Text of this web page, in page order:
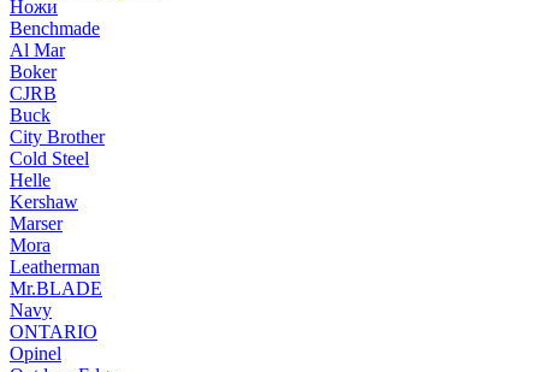
Ножи
Benchmade
Al Mar
Boker
CJRB
Buck
City Brother
Cold Steel
Helle
Kershaw
Marser
Mora
Leatherman
Mr.BLADE
Navy
ONTARIO
Opinel